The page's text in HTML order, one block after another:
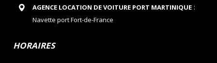
AGENCE LOCATION DE VOITURE PORT MARTINIQUE:
Navette port Fort-de-France
HORAIRES